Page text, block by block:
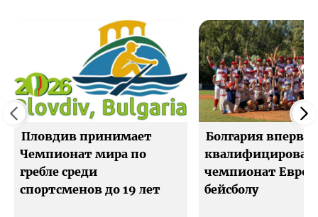
Пловдив принимает
Чемпионат мира по
гребле среди
спортсменов до 19 лет
Болгария
чемпионат
бейсболу